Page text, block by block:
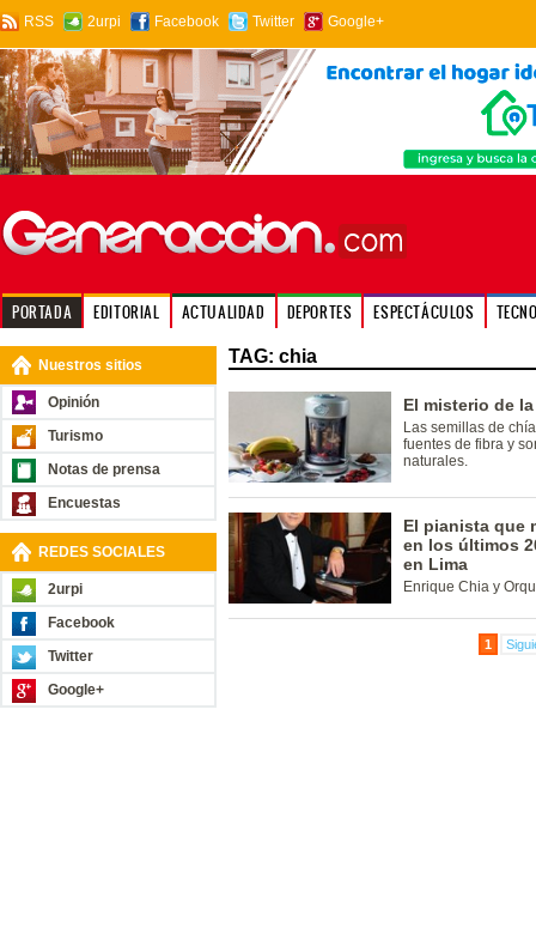
RSS 2urpi Facebook Twitter Google+
PORTADA EDITORIAL ACTUALIDAD DEPORTES ESPECTÁCULOS
Nuestros sitios
Opinión
Turismo
Notas de prensa
Encuestas
REDES SOCIALES
2urpi
Facebook
Twitter
Google+
TAG: chia
El misterio de
Las semillas de
fuentes de fibra y
naturales.
El pianista que
en los últimos
en Lima
Enrique Chia y
1